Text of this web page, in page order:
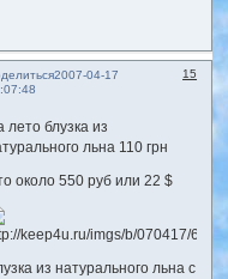
15
2007-04-17
лето блузка из
льна 110 грн
около 550 руб или 22 $
из натурального льна с